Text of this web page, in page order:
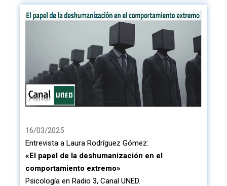
16/03/2025
Entrevista a Laura Rodríguez Gómez:
«El papel de la deshumanización en el
comportamiento extremo»
Psicología en Radio 3, Canal UNED.